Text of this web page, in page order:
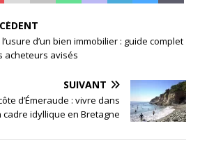
d’un bien immobilier : guide complet
acheteurs avisés
SUIVANT
d’Émeraude : vivre dans
cadre idyllique en Bretagne